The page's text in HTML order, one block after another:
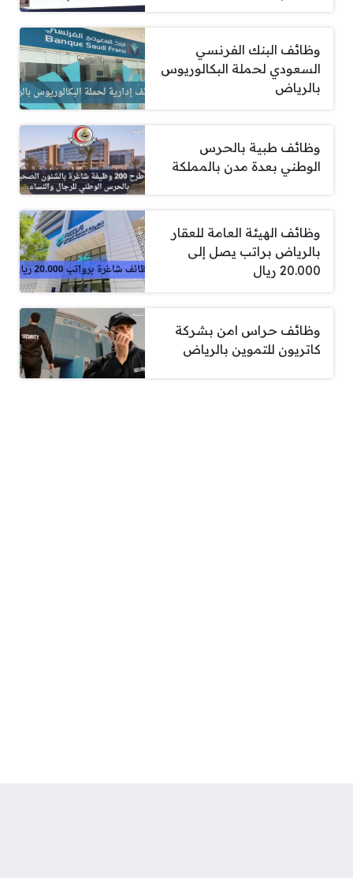
وظائف البنك الفرنسي
السعودي لحملة البكالوريوس
بالرياض
وظائف طبية بالحرس
الوطني بعدة مدن بالمملكة
وظائف الهيئة العامة للعقار
بالرياض براتب يصل إلى
20.000 ريال
وظائف حراس امن بشركة
كاتريون للتموين بالرياض